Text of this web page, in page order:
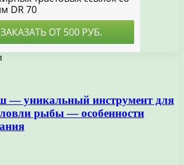
— уникальный инструмент для
рыбы — особенности